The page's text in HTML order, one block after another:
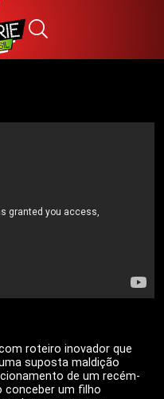
roteiro inovador que
suposta maldição
de um recém-
conceber um filho